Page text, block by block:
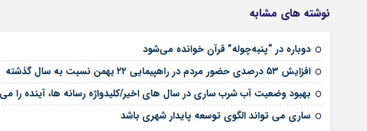
نوشته های مشابه
دوباره در “پنبه‌چوله” قرآن خوانده می‌شود
افزایش ۵۳ درصدی حضور مردم در راهپیمایی ۲۲ بهمن نسبت به سال گذشته
بهبود وضعیت آب شرب ساری در سال های اخیر/کلیدواژه رسانه ها، آینده را
ساری می تواند الگوی توسعه پایدار شهری باشد